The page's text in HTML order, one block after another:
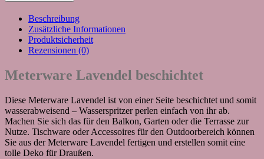
Beschreibung
Zusätzliche Informationen
Produktsicherheit
Rezensionen (0)
Meterware Lavendel beschichtet
Diese Meterware Lavendel ist von einer Seite beschichtet und somit
wasserabweisend – Wasserspritzer perlen einfach von ihr ab.
Machen Sie sich das für den Balkon, Garten oder die Terrasse zur
Nutze. Tischware oder Accessoires für den Outdoorbereich können
Sie aus der Meterware Lavendel fertigen und erstellen somit eine
tolle Deko für Draußen.